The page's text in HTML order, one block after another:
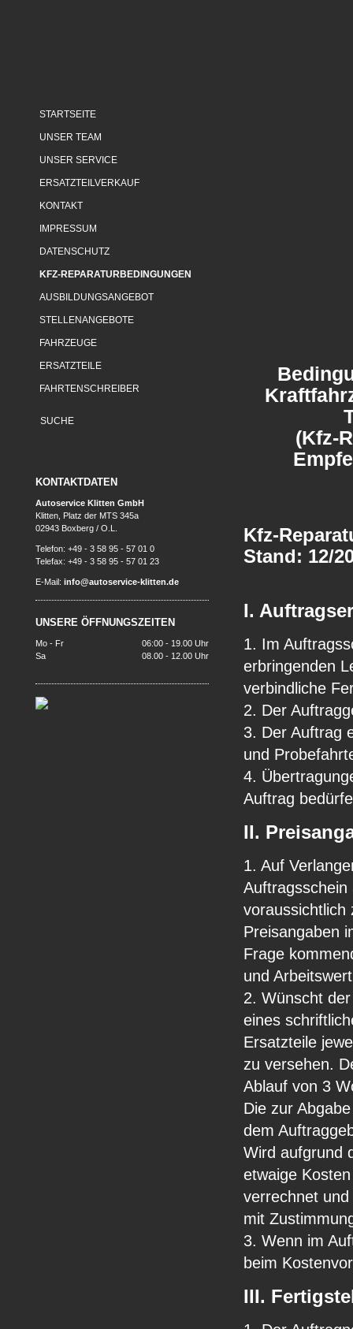
STARTSEITE
UNSER TEAM
UNSER SERVICE
ERSATZTEILVERKAUF
KONTAKT
IMPRESSUM
DATENSCHUTZ
KFZ-REPARATURBEDINGUNGEN
AUSBILDUNGSANGEBOT
STELLENANGEBOTE
FAHRZEUGE
ERSATZTEILE
FAHRTENSCHREIBER
KONTAKTDATEN
Autoservice Klitten GmbH
Klitten, Platz der MTS 345a
02943 Boxberg / O.L.
Telefon: +49 - 3 58 95 - 57 01 0
Telefax: +49 - 3 58 95 - 57 01 23
E-Mail: info@autoservice-klitten.de
UNSERE ÖFFNUNGSZEITEN
Mo - Fr
Sa
06:00 - 19.00 Uhr
08.00 - 12.00 Uhr
(Kfz-
Kfz-
Stand: 12/
I.
1. Im
erbringenden
verbindliche
2. Der
3. Der Auftrag
und
4.
Auftrag
II.
1. Auf
voraussichtlich
Preisangaben
Frage
und
2. Wünscht
eines
Ersatzteile
zu versehen.
Ablauf von 3
Die zur
dem
Wird aufgrund
etwaige
verrechnet
mit
3. Wenn im
beim
III.